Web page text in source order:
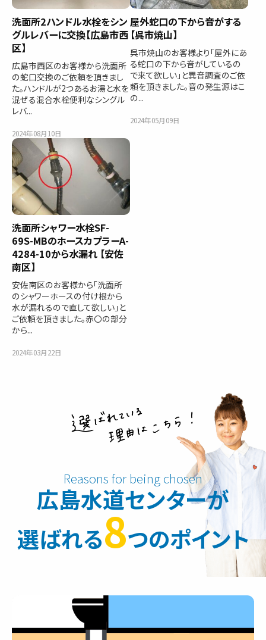
洗面所2ハンドル水栓をシン
グルレバーに交換【広島市西
区】
広島市西区のお客様から洗面所
の蛇口交換のご依頼を頂きまし
た。ハンドルが2つあるお湯と水を
混ぜる混合水栓便利なシングル
レバ...
2024年08月10日
屋外蛇口の下から音がする
【呉市焼山】
呉市焼山のお客様より「屋外にあ
る蛇口の下から音がしているの
で来て欲しい」と異音調査のご依
頼を頂きました。音の発生源はこ
の...
2024年05月09日
洗面所シャワー水栓SF-
69S-MBのホースカプラーA-
4284-10から水漏れ 【安佐
南区】
安佐南区のお客様から「洗面所
のシャワーホースの付け根から
水が漏れるので直して欲しい」と
ご依頼を頂きました。赤〇の部分
から...
2024年03月22日
広島水道センターが
選ばれる8つのポイント